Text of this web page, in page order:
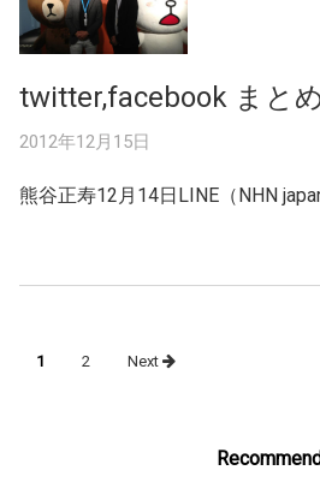
twitter,facebook まと
2012年12月15日
熊谷正寿12月14日LINE（NHN
navigation
1 2 Next